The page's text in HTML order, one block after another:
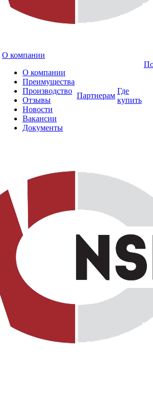
О компании
О компании
Преимущества
Производство
Отзывы
Новости
Вакансии
Документы
Партнерам
Где
купить